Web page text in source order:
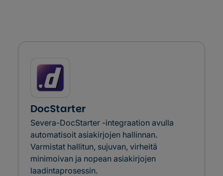
DocStarter
Severa-DocStarter -integraation avulla
automatisoit asiakirjojen hallinnan.
Varmistat hallitun, sujuvan, virheitä
minimoivan ja nopean asiakirjojen
laadintaprosessin.